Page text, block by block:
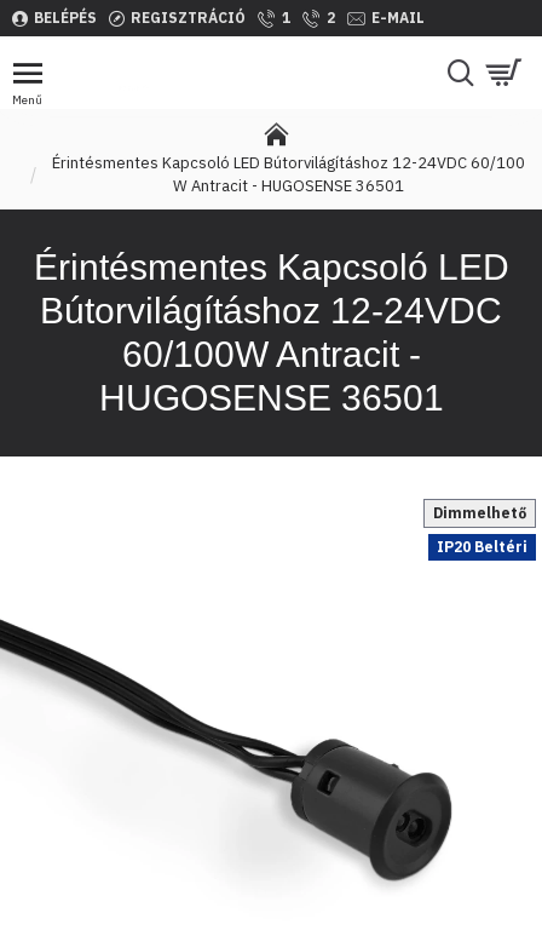
BELÉPÉS REGISZTRÁCIÓ 1 2 E-MAIL
Érintésmentes Kapcsoló LED Bútorvilágításhoz 12-24VDC 60/100
W Antracit - HUGOSENSE 36501
Érintésmentes Kapcsoló LED
Bútorvilágításhoz 12-24VDC
60/100W Antracit -
HUGOSENSE 36501
IP20 Beltéri
Dimmelhető